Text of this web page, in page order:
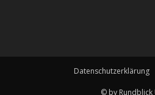
Datenschutzerklärung
© by Rundblick